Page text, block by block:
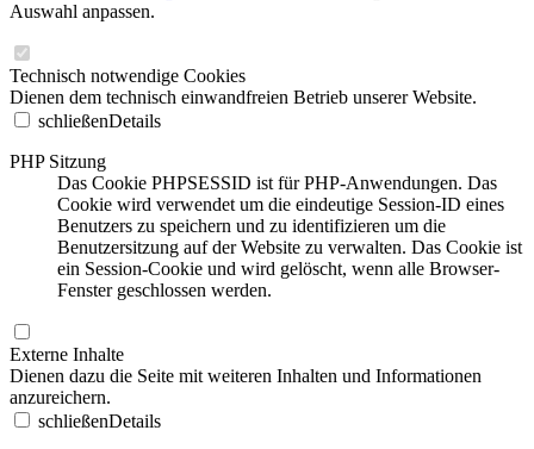
Auswahl anpassen.
Technisch notwendige Cookies
Dienen dem technisch einwandfreien Betrieb unserer Website.
schließenDetails
PHP Sitzung
Das Cookie PHPSESSID ist für PHP-Anwendungen. Das
Cookie wird verwendet um die eindeutige Session-ID eines
Benutzers zu speichern und zu identifizieren um die
Benutzersitzung auf der Website zu verwalten. Das Cookie ist
ein Session-Cookie und wird gelöscht, wenn alle Browser-
Fenster geschlossen werden.
Externe Inhalte
Dienen dazu die Seite mit weiteren Inhalten und Informationen
anzureichern.
schließenDetails